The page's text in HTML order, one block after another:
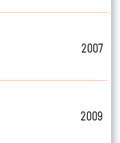
2007
2009